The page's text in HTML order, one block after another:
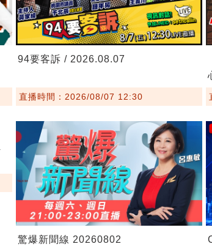
94要客訴 / 2026.08.07
直播時間：2026/08/07 12:30
驚爆新聞線 20260802